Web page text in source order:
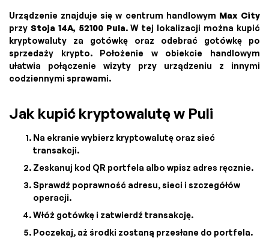
Urządzenie znajduje się w centrum handlowym Max City
przy Stoja 14A, 52100 Pula. W tej lokalizacji można kupić
kryptowaluty za gotówkę oraz odebrać gotówkę po
sprzedaży krypto. Położenie w obiekcie handlowym
ułatwia połączenie wizyty przy urządzeniu z innymi
codziennymi sprawami.
Jak kupić kryptowalutę w Puli
Na ekranie wybierz kryptowalutę oraz sieć
transakcji.
Zeskanuj kod QR portfela albo wpisz adres ręcznie.
Sprawdź poprawność adresu, sieci i szczegółów
operacji.
Włóż gotówkę i zatwierdź transakcję.
Poczekaj, aż środki zostaną przesłane do portfela.